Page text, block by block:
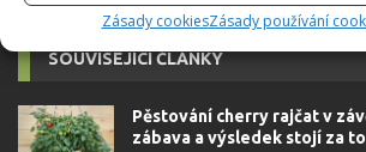
Zásady cookiesZásady používání
SOUVISEJÍCÍ ČLÁNKY
Pěstování cherry rajčat v
zábava a výsledek stojí za